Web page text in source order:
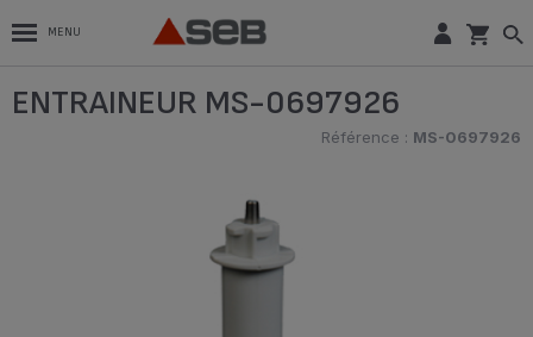
MENU
ENTRAINEUR MS-0697926
Référence : MS-0697926